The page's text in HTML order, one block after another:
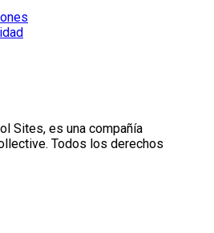
Sites, es una compañía
Todos los derechos